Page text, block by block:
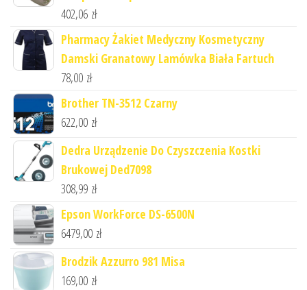
402,06 zł
Pharmacy Żakiet Medyczny Kosmetyczny
Damski Granatowy Lamówka Biała Fartuch
78,00 zł
Brother TN-3512 Czarny
622,00 zł
Dedra Urządzenie Do Czyszczenia Kostki
Brukowej Ded7098
308,99 zł
Epson WorkForce DS-6500N
6479,00 zł
Brodzik Azzurro 981 Misa
169,00 zł